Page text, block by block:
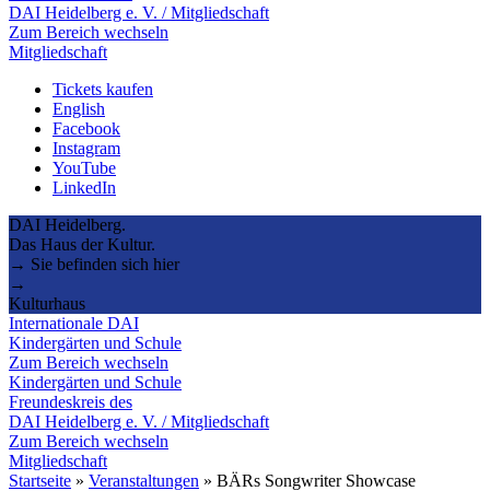
DAI Heidelberg e. V. / Mitgliedschaft
Zum Bereich wechseln
Mitgliedschaft
Tickets kaufen
English
Facebook
Instagram
YouTube
LinkedIn
DAI Heidelberg.
Das Haus der Kultur.
→ Sie befinden sich hier
→
Kulturhaus
Internationale DAI
Kindergärten und Schule
Zum Bereich wechseln
Kindergärten und Schule
Freundeskreis des
DAI Heidelberg e. V. / Mitgliedschaft
Zum Bereich wechseln
Mitgliedschaft
Startseite » Veranstaltungen » BÄRs Songwriter Showcase